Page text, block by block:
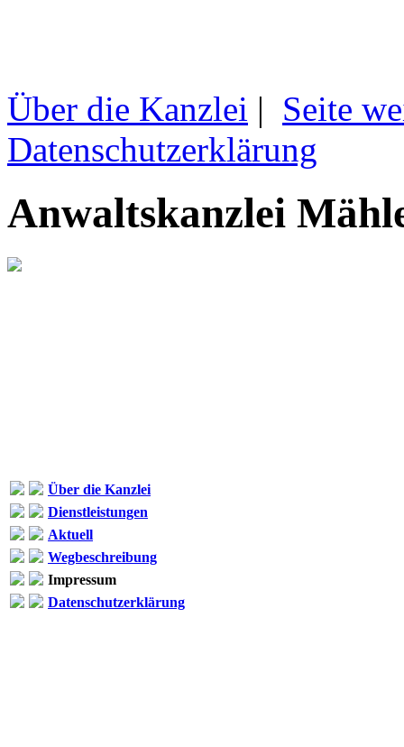
Über die Kanzlei | Seite
Datenschutzerklärung
Anwaltskanzlei
Über die Kanzlei
Dienstleistungen
Aktuell
Wegbeschreibung
Impressum
Datenschutzerklärung